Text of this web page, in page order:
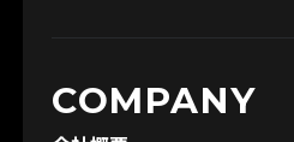
COMPANY